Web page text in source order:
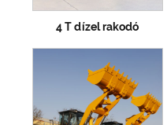
4 T dízel rakodó